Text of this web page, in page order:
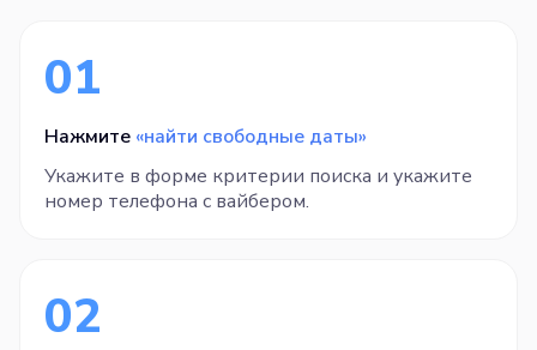
01
Нажмите «найти свободные даты»
Укажите в форме критерии поиска и укажите
номер телефона с вайбером.
02